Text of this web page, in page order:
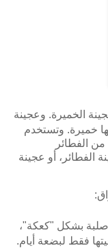
الخميرة. وعجينة
خميرة. وتستخدم
من الفطائر
الفطائر، أو عجينة
صلبة بشكل "كعكة"،
فقط لبضعة أيام.